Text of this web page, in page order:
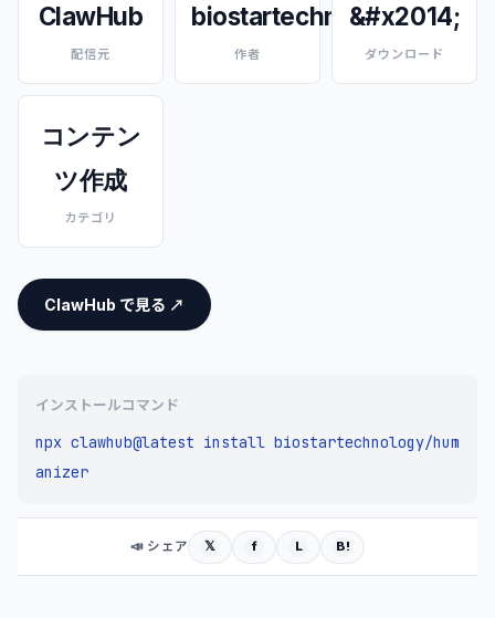
ClawHub
配信元
biostartechnology
作者
&#x2014;
ダウンロード
コンテン
ツ作成
カテゴリ
ClawHub で見る ↗
インストールコマンド
npx clawhub@latest install biostartechnology/hum
anizer
📣 シェア 𝕏 f L B!